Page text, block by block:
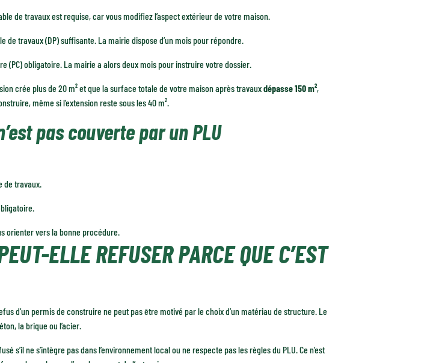
de travaux est requise, car vous modifiez l’aspect extérieur de votre maison.
de travaux (DP) suffisante. La mairie dispose d’un mois pour répondre.
(PC) obligatoire. La mairie a alors deux mois pour instruire votre dossier.
crée plus de 20 m² et que la surface totale de votre maison après travauxdépasse 150 m²,
même si l’extension reste sous les 40 m².
pas couverte par un PLU
de travaux.
orienter vers la bonne procédure.
ELLE REFUSER PARCE QUE C’EST
d’un permis de construire ne peut pas être motivé par le choix d’un matériau de structure. Le
la brique ou l’acier.
s’il ne s’intègre pas dans l’environnement local ou ne respecte pas les règles du PLU. Ce n’est